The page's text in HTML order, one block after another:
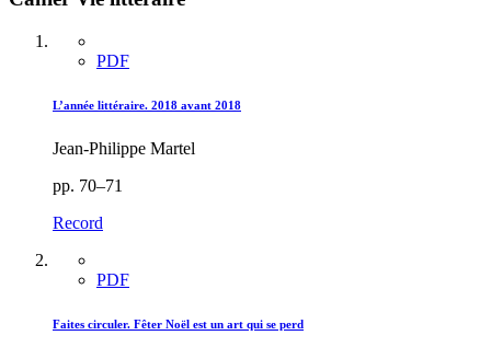
PDF
L’année littéraire. 2018 avant 2018
Jean-Philippe Martel
pp. 70–71
Record
PDF
Faites circuler. Fêter Noël est un art qui se perd